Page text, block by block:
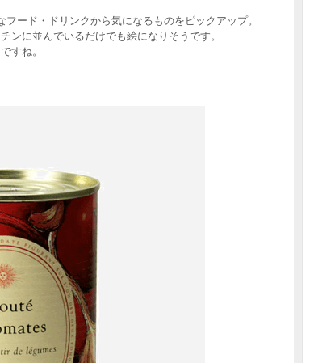
ード・ドリンクから気になるものをピックアップ。
ンに並んでいるだけでも絵になりそうです。
すね。